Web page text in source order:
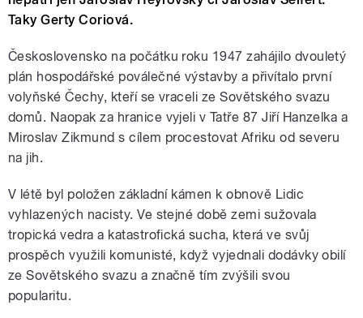
Taky Gerty Coriová.
Československo na počátku roku 1947 zahájilo dvouletý
plán hospodářské poválečné výstavby a přivítalo první
volyňské Čechy, kteří se vraceli ze Sovětského svazu
domů. Naopak za hranice vyjeli v Tatře 87 Jiří Hanzelka a
Miroslav Zikmund s cílem procestovat Afriku od severu
na jih.
V létě byl položen základní kámen k obnově Lidic
vyhlazených nacisty. Ve stejné době zemi sužovala
tropická vedra a katastrofická sucha, která ve svůj
prospěch využili komunisté, když vyjednali dodávky obilí
ze Sovětského svazu a značně tím zvýšili svou
popularitu.